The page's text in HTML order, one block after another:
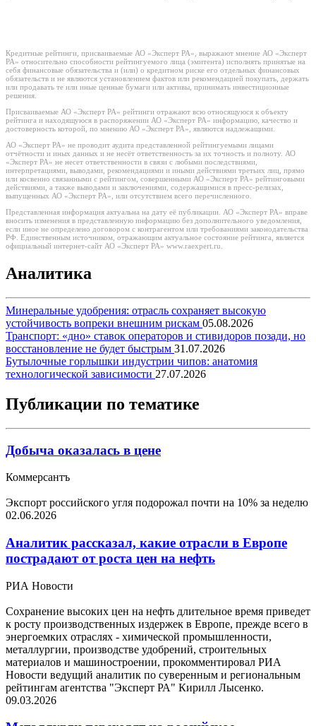
Кредитные рейтинги, присваиваемые АО «Эксперт РА», выражают мнение АО «Эксперт
РА» относительно способности рейтингуемого лица (эмитента) исполнять принятые на
себя финансовые обязательства и (или) о кредитном риске его отдельных финансовых
обязательств и не являются установлением фактов или рекомендацией покупать, держать
или продавать те или иные ценные бумаги или активы, принимать инвестиционные
решения.
Присваиваемые АО «Эксперт РА» рейтинги отражают всю относящуюся к объекту
рейтинга и находящуюся в распоряжении АО «Эксперт РА» информацию, качество и
достоверность которой, по мнению АО «Эксперт РА», являются надлежащими.
АО «Эксперт РА» не проводит аудита представленной рейтингуемыми лицами
отчётности и иных данных и не несёт ответственность за их точность и полноту. АО
«Эксперт РА» не несет ответственности в связи с любыми последствиями,
интерпретациями, выводами, рекомендациями и иными действиями третьих лиц, прямо
или косвенно связанными с рейтингом, совершенными АО «Эксперт РА» рейтинговыми
действиями, а также выводами и заключениями, содержащимися в пресс-релизах,
выпущенных АО «Эксперт РА», или отсутствием всего перечисленного.
Представленная информация актуальна на дату её публикации. АО «Эксперт РА» вправе
вносить изменения в представленную информацию без дополнительного уведомления,
если иное не определено договором с контрагентом или требованиями законодательства
РФ. Единственным источником, отражающим актуальное состояние рейтинга, является
официальный интернет-сайт АО «Эксперт РА» www.raexpert.ru.
Аналитика
Минеральные удобрения: отрасль сохраняет высокую
устойчивость вопреки внешним рискам 05.08.2026
Транспорт: «дно» ставок операторов и стивидоров позади, но
восстановление не будет быстрым 31.07.2026
Бутылочные горлышки индустрии чипов: анатомия
технологической зависимости 27.07.2026
Публикации по тематике
Добыча оказалась в цене
Коммерсантъ
Экспорт российского угля подорожал почти на 10% за неделю
02.06.2026
Аналитик рассказал, какие отрасли в Европе
пострадают от роста цен на нефть
РИА Новости
Сохранение высоких цен на нефть длительное время приведет
к росту производственных издержек в Европе, прежде всего в
энергоемких отраслях - химической промышленности,
металлургии, производстве удобрений, строительных
материалов и машиностроении, прокомментировал РИА
Новости ведущий аналитик по суверенным и региональным
рейтингам агентства "Эксперт РА" Кирилл Лысенко.
09.03.2026